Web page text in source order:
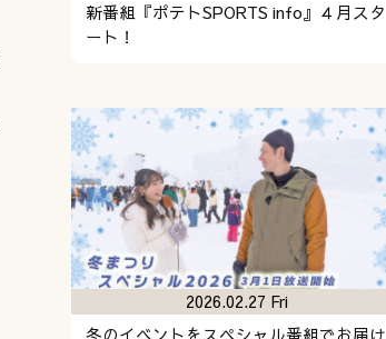
新番組『ポテトSPORTS info』４月スタ
ート！
冬のイベントをスペシャル番組でお届け
2026.02.27 Fri